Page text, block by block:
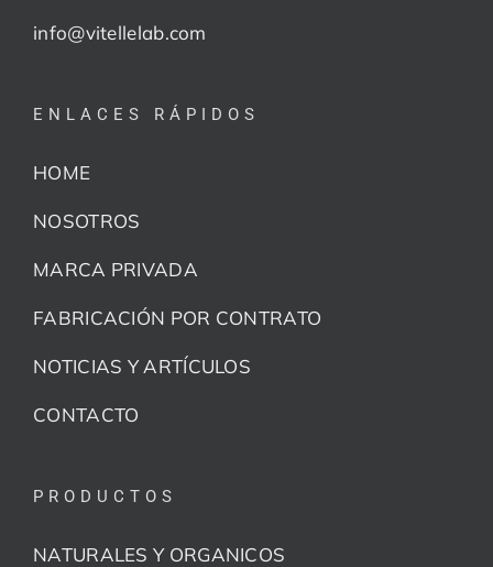
info@vitellelab.com
ENLACES RÁPIDOS
HOME
NOSOTROS
MARCA PRIVADA
FABRICACIÓN POR CONTRATO
NOTICIAS Y ARTÍCULOS
CONTACTO
PRODUCTOS
NATURALES Y ORGANICOS